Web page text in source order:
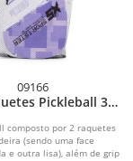
09166
Pickleball 3
composto por 2 raquetes
(sendo uma face
e outra lisa), além de grip